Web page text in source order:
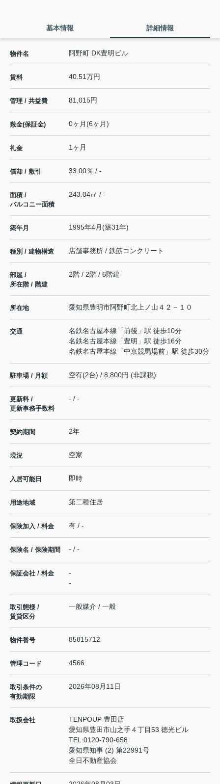
基本情報 詳細情報
物件名 阿野町 DK豊明ビル
賃料 40.51万円
管理 / 共益費 81,015円
敷金(保証金) 0ヶ月(6ヶ月)
礼金 1ヶ月
償却 / 敷引 33.00％ / -
面積 /
バルコニー面積
243.04㎡ / -
築年月 1995年4月(築31年)
種別 / 建物構造 店舗事務所 / 鉄筋コンクリート
部屋 /
所在階 / 階建
2階 / 2階 / 6階建
所在地 愛知県豊明市阿野町北上ノ山４２－１０
交通 名鉄名古屋本線 「前後 」駅 徒歩10分
名鉄名古屋本線 「豊明 」駅 徒歩16分
名鉄名古屋本線 「中京競馬場前 」駅 徒歩30分
駐車場 / 月額 空有(2台) / 8,800円 (非課税)
更新料 /
更新事務手数料
- / -
契約期間 2年
現況 空家
入居可能日 即時
用途地域 第二種住居
保険加入 / 料金 有 / -
保険名 / 保険期間 - / -
保証会社 / 料金
-
-
取引態様 /
賃貸区分
一般媒介 / 一般
物件番号 85815712
管理コード 4566
取引条件の
有効期限
2026年08月11日
取扱会社
TENPOUP 豊田店
愛知県豊田市山之手４丁目53 徳光ビル
TEL:0120-790-658
愛知県知事 (2) 第22991号
全日不動産協会